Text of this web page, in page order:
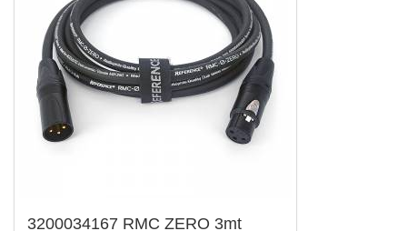
3200034167 RMC ZERO 3mt